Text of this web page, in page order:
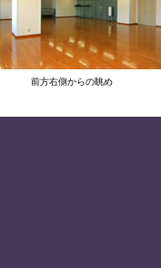
前方右側からの眺め